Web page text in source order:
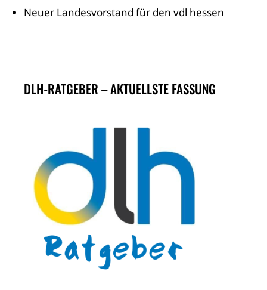
Neuer Landesvorstand für den vdl hessen
DLH-RATGEBER – AKTUELLSTE FASSUNG